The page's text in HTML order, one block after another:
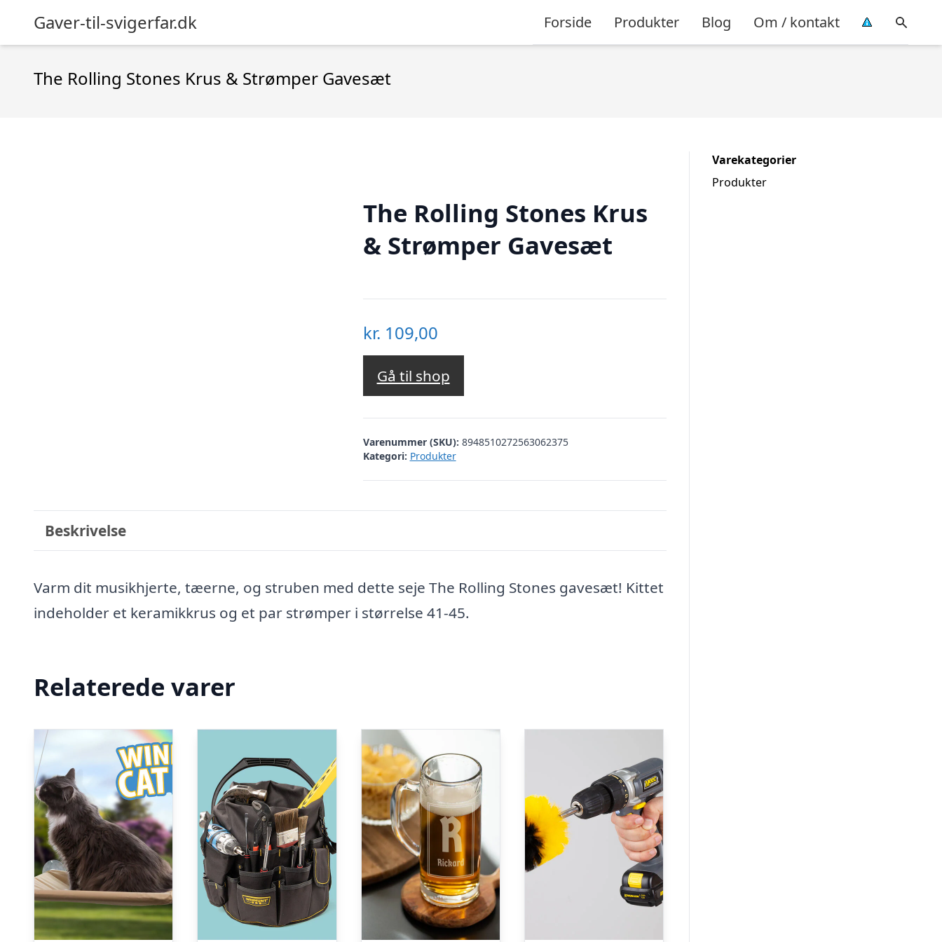
Gaver-til-svigerfar.dk Forside Produkter Blog Om / kontakt
The Rolling Stones Krus & Strømper Gavesæt
The Rolling Stones Krus
& Strømper Gavesæt
kr. 109,00
Gå til shop
Varenummer (SKU): 8948510272563062375
Kategori: Produkter
Beskrivelse
Varm dit musikhjerte, tæerne, og struben med dette seje The Rolling Stones gavesæt! Kittet
indeholder et keramikkrus og et par strømper i størrelse 41-45.
Relaterede varer
Varekategorier
Produkter